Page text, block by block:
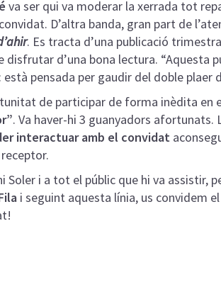
va ser qui va moderar la xerrada tot
D’altra banda, gran part de
. Es tracta d’una publicació
disfrutar d’una bona lectura. “Aquesta
pensada per gaudir del doble plaer
de participar de forma inèdita en
. Va haver-hi 3 guanyadors afortunats.
interactuar amb el convidat
Soler i a tot el públic que hi va assistir,
i seguint aquesta línia, us convidem